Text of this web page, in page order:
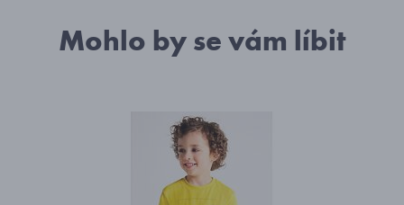
Mohlo by se vám líbit